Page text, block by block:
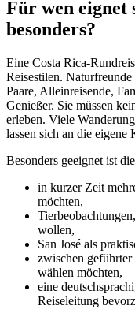
Für wen eignet
besonders?
Eine Costa Rica-
Reisestilen.
Paare, Alleinreisende,
Genießer. Sie müssen
erleben. Viele
lassen sich an die eigene
Besonders geeignet ist
in kurzer Zeit
möchten,
wollen,
San José als
zwischen
wählen möchten,
eine
Reiseleitung